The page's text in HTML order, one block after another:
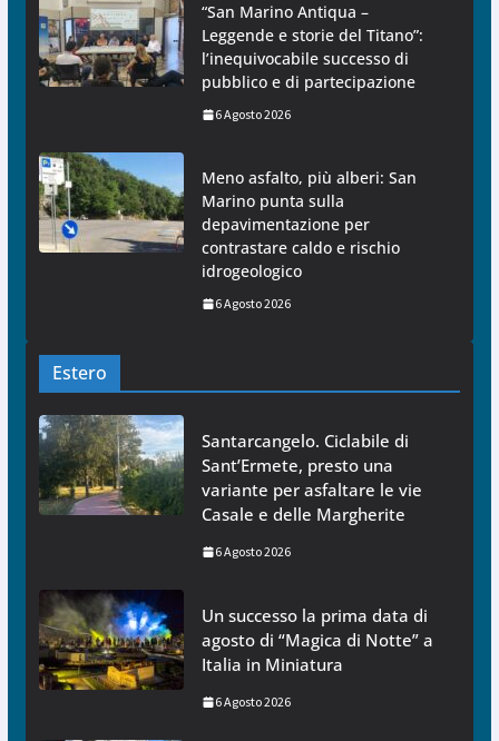
“San Marino Antiqua –
Leggende e storie del Titano”:
l’inequivocabile successo di
pubblico e di partecipazione
6 Agosto 2026
Meno asfalto, più alberi: San
Marino punta sulla
depavimentazione per
contrastare caldo e rischio
idrogeologico
6 Agosto 2026
Estero
Santarcangelo. Ciclabile di
Sant’Ermete, presto una
variante per asfaltare le vie
Casale e delle Margherite
6 Agosto 2026
Un successo la prima data di
agosto di “Magica di Notte” a
Italia in Miniatura
6 Agosto 2026